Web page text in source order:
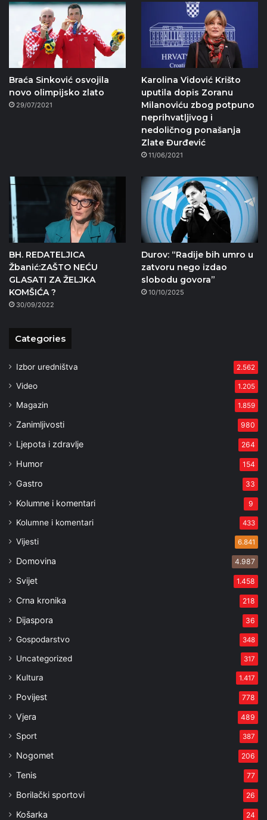
Braća Sinković osvojila
novo olimpijsko zlato
29/07/2021
Karolina Vidović Krišto
uputila dopis Zoranu
Milanoviću zbog potpuno
neprihvatljivog i
nedoličnog ponašanja
Zlate Đurđević
11/06/2021
BH. REDATELJICA
Žbanić:ZAŠTO NEĆU
GLASATI ZA ŽELJKA
KOMŠIĆA ?
30/09/2022
Durov: “Radije bih umro u
zatvoru nego izdao
slobodu govora”
10/10/2025
Categories
Izbor uredništva 2.562
Video 1.205
Magazin 1.859
Zanimljivosti 980
Ljepota i zdravlje 264
Humor 154
Gastro 33
Kolumne i komentari 9
Kolumne i komentari 433
Vijesti 6.841
Domovina 4.987
Svijet 1.458
Crna kronika 218
Dijaspora 36
Gospodarstvo 348
Uncategorized 317
Kultura 1.417
Povijest 778
Vjera 489
Sport 387
Nogomet 206
Tenis 77
Borilački sportovi 26
Košarka 24